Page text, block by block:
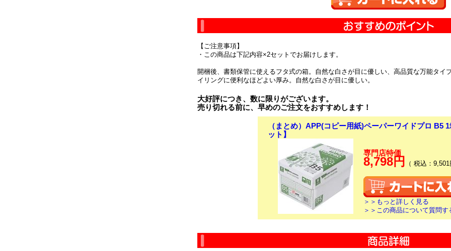
【ご注意事項】
・この商品は下記内容×2セットでお届けします。
開梱後、書類保管に使えるフタ式の箱。自然な白さが目に優しい、高品質な万能タイ
イリングに便利なほどよい厚み。自然な白さが目に優しい。
大好評につき、数に限りがございます。
売り切れる前に、早めのご注文をおすすめします！
（まとめ）APP(コピー用紙)ペーパーワイドプロ B5
ット】
専門店特価
8,798円 （ 税込：9,501
＞＞もっと詳しく見る
＞＞この商品について質問す